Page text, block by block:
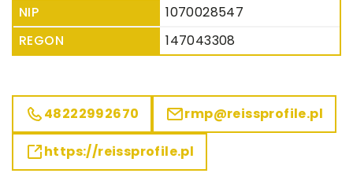
NIP
1070028547
REGON
147043308
48222992670 rmp@reissprofile.pl
https://reissprofile.pl